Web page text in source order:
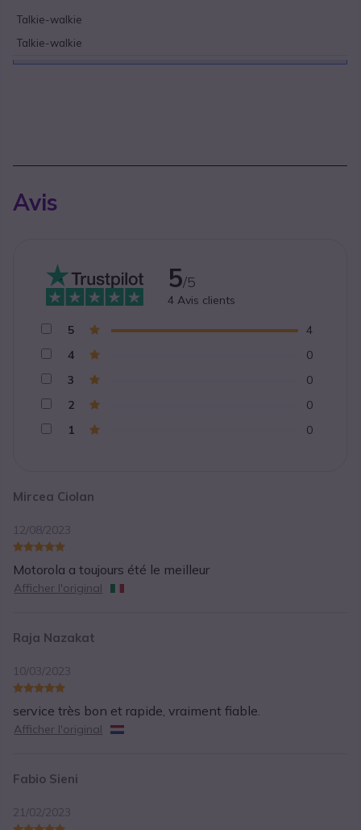
Talkie-walkie
Talkie-walkie
Avis
Mircea Ciolan
12/08/2023
Motorola a toujours été le meilleur
Afficher l'original
Raja Nazakat
10/03/2023
service très bon et rapide, vraiment fiable.
Afficher l'original
Fabio Sieni
21/02/2023
5/5
4 Avis clients
5
4
4
0
3
0
2
0
1
0